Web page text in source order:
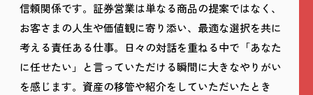
信頼関係です。証券営業は単なる商品の提案ではなく、
お客さまの人生や価値観に寄り添い、最適な選択を共に
考える責任ある仕事。日々の対話を重ねる中で「あなた
に任せたい」と言っていただける瞬間に大きなやりがい
を感じます。資産の移管や紹介をしていただいたとき